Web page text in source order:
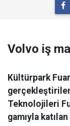
Volvo iş
Kültürpark
Teknolojileri
gamıyla